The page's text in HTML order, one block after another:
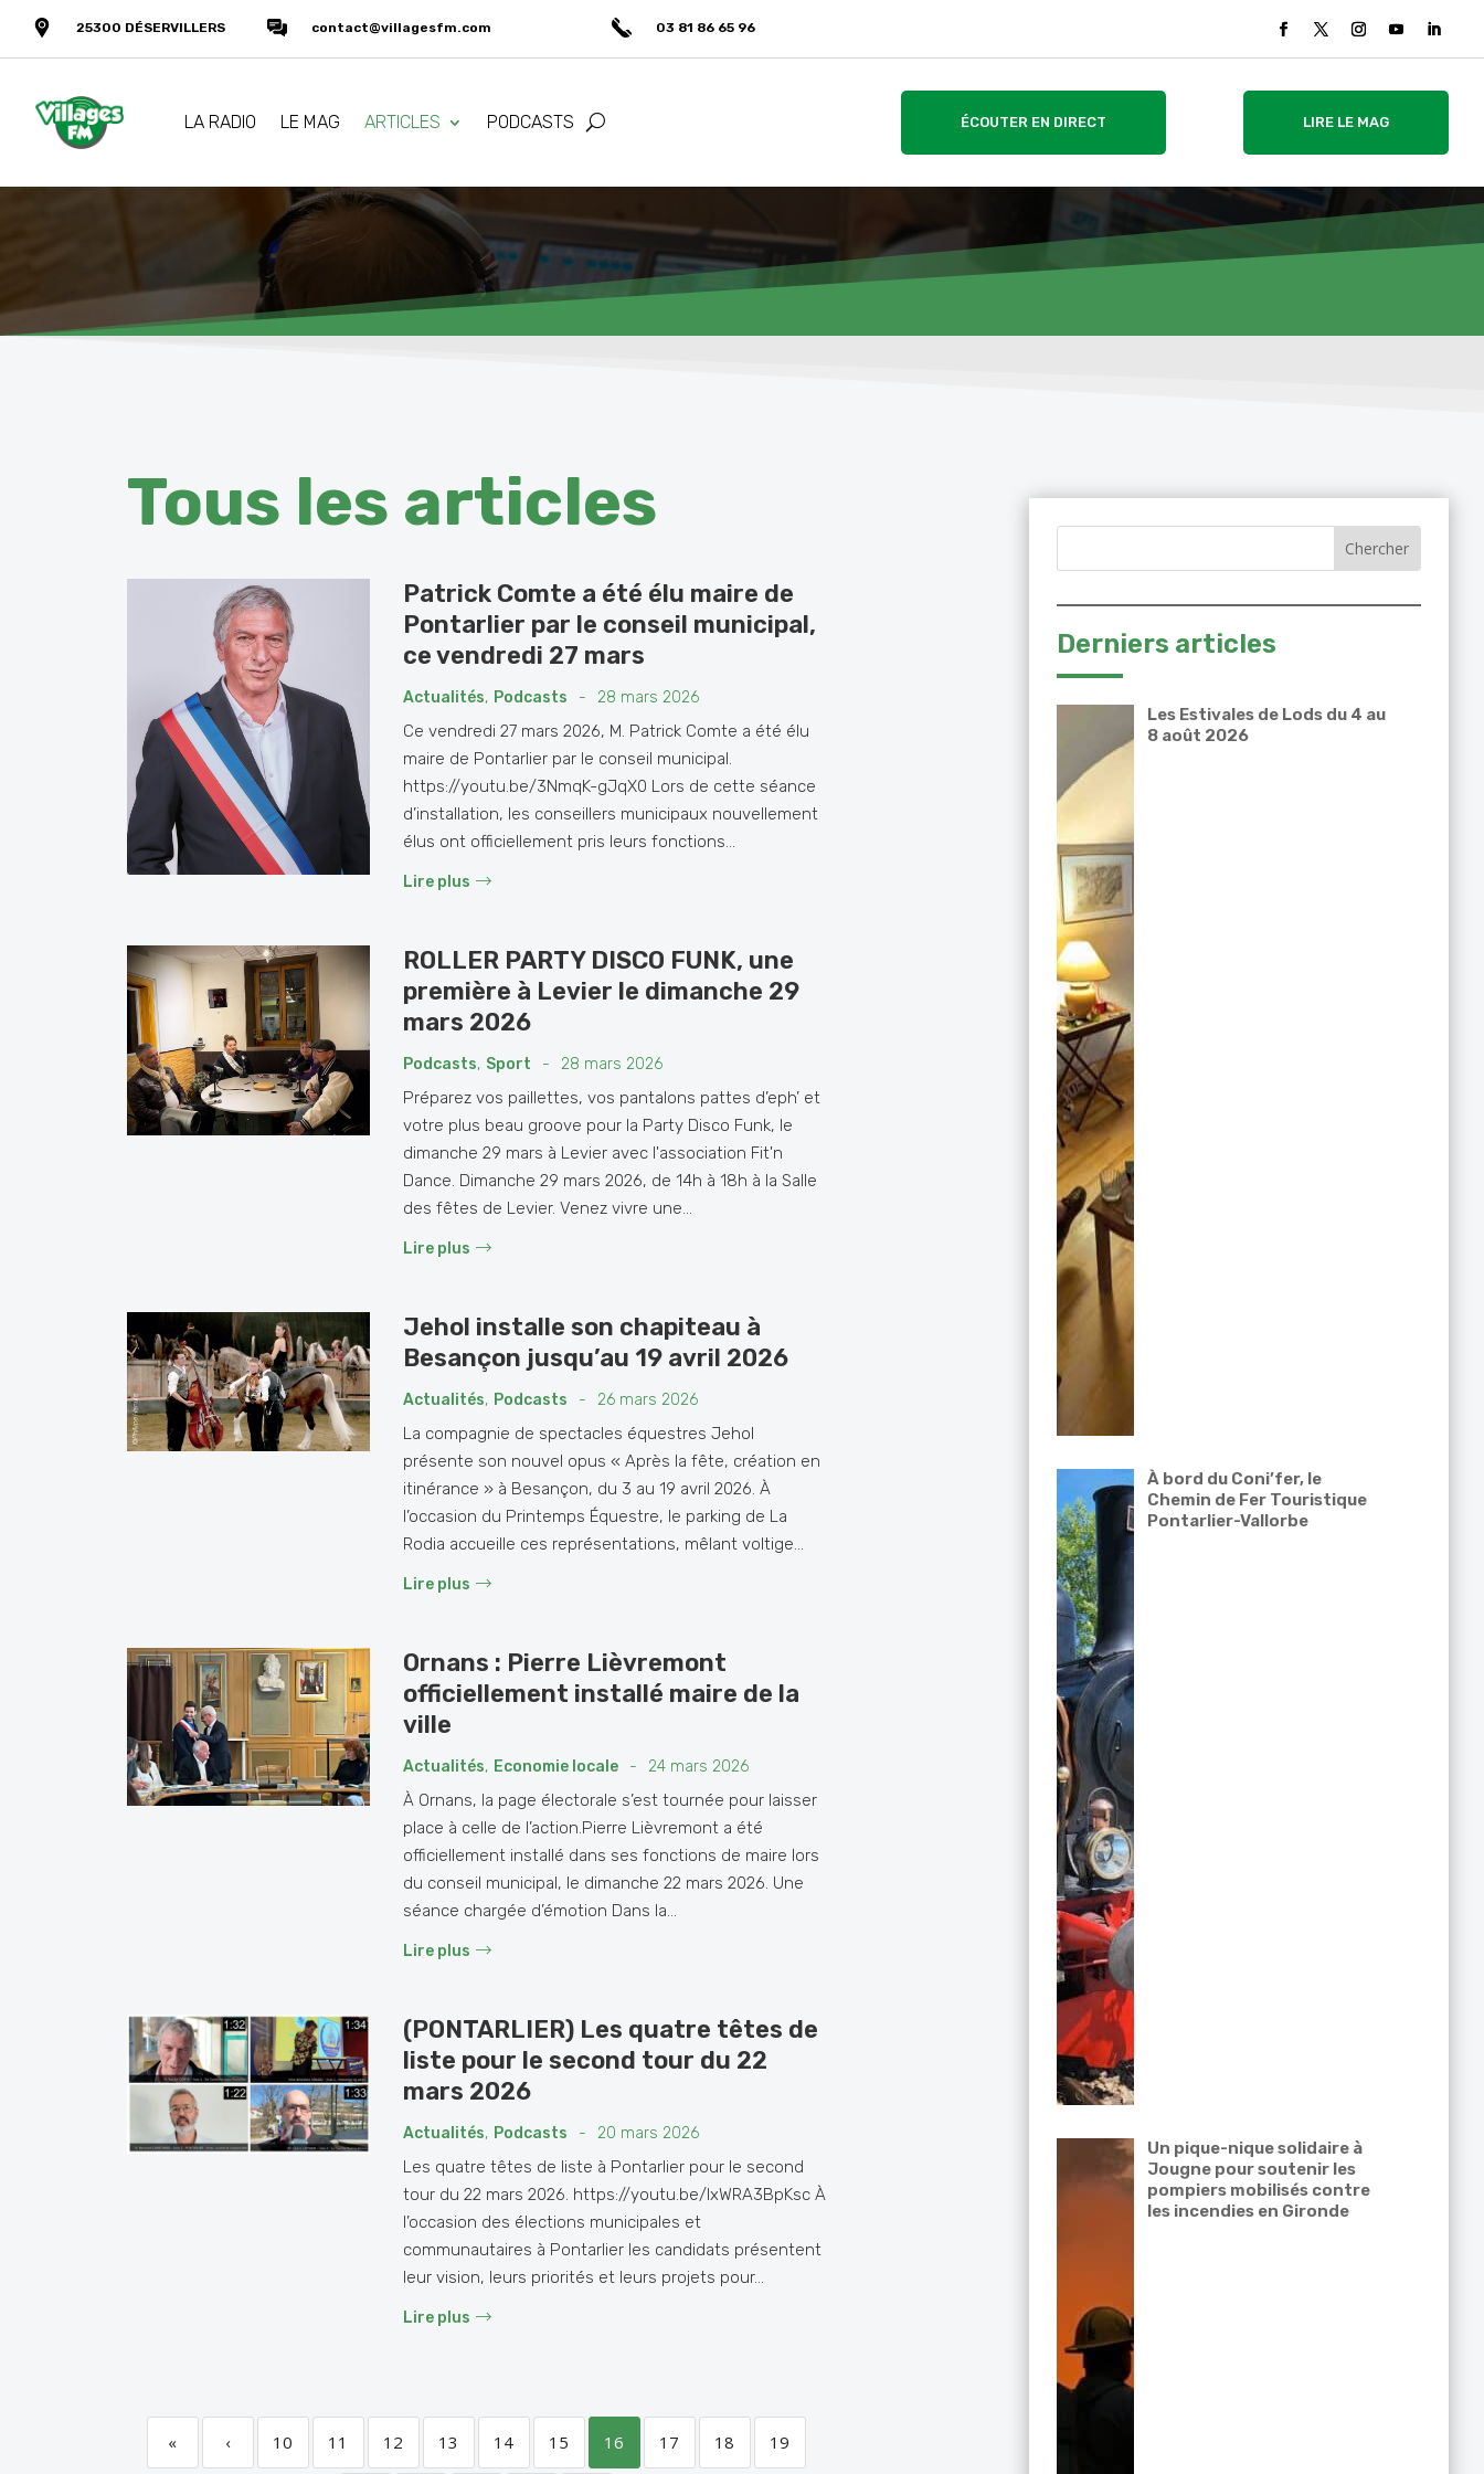
25300 DÉSERVILLERS contact@villagesfm.com 03 81 86 65 96
LA RADIO LE MAG ARTICLES PODCASTS ÉCOUTER EN DIRECT LIRE LE MAG
Tous les articles
Patrick Comte a été élu maire de
Pontarlier par le conseil municipal,
ce vendredi 27 mars
Actualités, Podcasts - 28 mars 2026
Ce vendredi 27 mars 2026, M. Patrick Comte a été élu
maire de Pontarlier par le conseil municipal.
https://youtu.be/3NmqK-gJqX0 Lors de cette séance
d’installation, les conseillers municipaux nouvellement
élus ont officiellement pris leurs fonctions...
Lire plus
ROLLER PARTY DISCO FUNK, une
première à Levier le dimanche 29
mars 2026
Podcasts, Sport - 28 mars 2026
Préparez vos paillettes, vos pantalons pattes d’eph’ et
votre plus beau groove pour la Party Disco Funk, le
dimanche 29 mars à Levier avec l'association Fit'n
Dance. Dimanche 29 mars 2026, de 14h à 18h à la Salle
des fêtes de Levier. Venez vivre une...
Lire plus
Jehol installe son chapiteau à
Besançon jusqu’au 19 avril 2026
Actualités, Podcasts - 26 mars 2026
La compagnie de spectacles équestres Jehol
présente son nouvel opus « Après la fête, création en
itinérance » à Besançon, du 3 au 19 avril 2026. À
l’occasion du Printemps Équestre, le parking de La
Rodia accueille ces représentations, mêlant voltige...
Lire plus
Ornans : Pierre Lièvremont
officiellement installé maire de la
ville
Actualités, Economie locale - 24 mars 2026
À Ornans, la page électorale s’est tournée pour laisser
place à celle de l’action.Pierre Lièvremont a été
officiellement installé dans ses fonctions de maire lors
du conseil municipal, le dimanche 22 mars 2026. Une
séance chargée d’émotion Dans la...
Lire plus
(PONTARLIER) Les quatre têtes de
liste pour le second tour du 22
mars 2026
Actualités, Podcasts - 20 mars 2026
Les quatre têtes de liste à Pontarlier pour le second
tour du 22 mars 2026. https://youtu.be/lxWRA3BpKsc À
l’occasion des élections municipales et
communautaires à Pontarlier les candidats présentent
leur vision, leurs priorités et leurs projets pour...
Lire plus
« ‹ 10 11 12 13 14 15 16 17 18 19
Derniers articles
Les Estivales de Lods du 4 au
8 août 2026
À bord du Coni’fer, le
Chemin de Fer Touristique
Pontarlier-Vallorbe
Un pique-nique solidaire à
Jougne pour soutenir les
pompiers mobilisés contre
les incendies en Gironde